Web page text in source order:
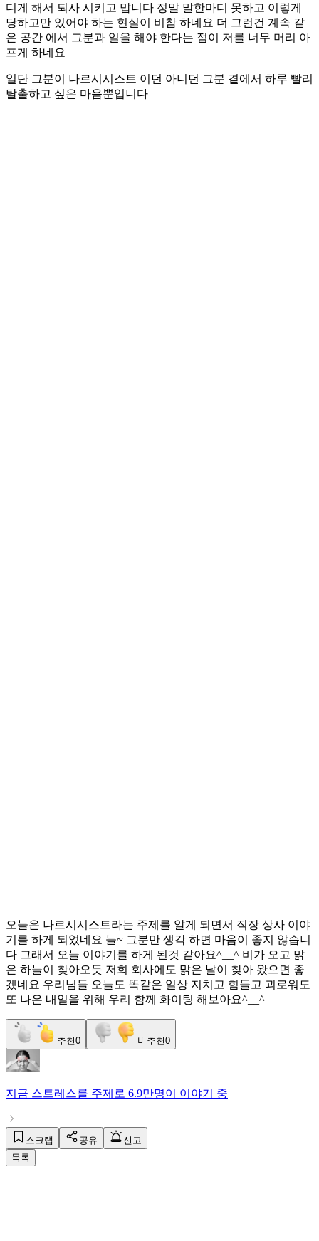
디게 해서 퇴사 시키고 맙니다 정말 말한마디 못하고 이렇게
당하고만 있어야 하는 현실이 비참 하네요 더 그런건 계속 같
은 공간 에서 그분과 일을 해야 한다는 점이 저를 너무 머리 아
프게 하네요
일단 그분이 나르시시스트 이던 아니던 그분 곁에서 하루 빨리
탈출하고 싶은 마음뿐입니다
오늘은 나르시시스트라는 주제를 알게 되면서 직장 상사 이야
기를 하게 되었네요 늘~ 그분만 생각 하면 마음이 좋지 않습니
다 그래서 오늘 이야기를 하게 된것 같아요^__^ 비가 오고 맑
은 하늘이 찾아오듯 저희 회사에도 맑은 날이 찾아 왔으면 좋
겠네요 우리님들 오늘도 똑같은 일상 지치고 힘들고 괴로워도
또 나은 내일을 위해 우리 함께 화이팅 해보아요^__^
추천0 비추천0
지금 스트레스를 주제로 6.9만명이 이야기 중
스크랩 공유
신고
목록